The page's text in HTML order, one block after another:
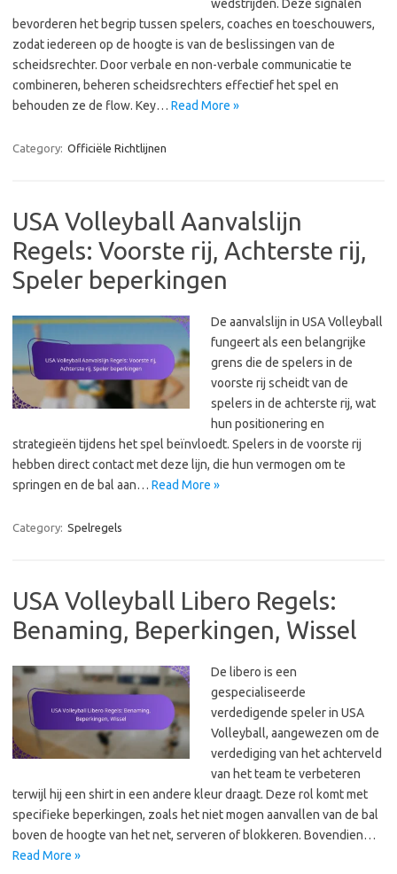
wedstrijden. Deze signalen
bevorderen het begrip tussen spelers, coaches en toeschouwers,
zodat iedereen op de hoogte is van de beslissingen van de
scheidsrechter. Door verbale en non-verbale communicatie te
combineren, beheren scheidsrechters effectief het spel en
behouden ze de flow. Key… Read More »
Category: Officiële Richtlijnen
USA Volleyball Aanvalslijn
Regels: Voorste rij, Achterste rij,
Speler beperkingen
De aanvalslijn in USA Volleyball
fungeert als een belangrijke
grens die de spelers in de
voorste rij scheidt van de
spelers in de achterste rij, wat
hun positionering en
strategieën tijdens het spel beïnvloedt. Spelers in de voorste rij
hebben direct contact met deze lijn, die hun vermogen om te
springen en de bal aan… Read More »
Category: Spelregels
USA Volleyball Libero Regels:
Benaming, Beperkingen, Wissel
De libero is een
gespecialiseerde
verdedigende speler in USA
Volleyball, aangewezen om de
verdediging van het achterveld
van het team te verbeteren
terwijl hij een shirt in een andere kleur draagt. Deze rol komt met
specifieke beperkingen, zoals het niet mogen aanvallen van de bal
boven de hoogte van het net, serveren of blokkeren. Bovendien…
Read More »